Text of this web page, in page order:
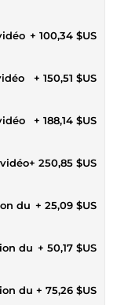
+ 100,34 $US
+ 150,51 $US
+ 188,14 $US
+ 250,85 $US
du + 25,09 $US
du + 50,17 $US
du + 75,26 $US